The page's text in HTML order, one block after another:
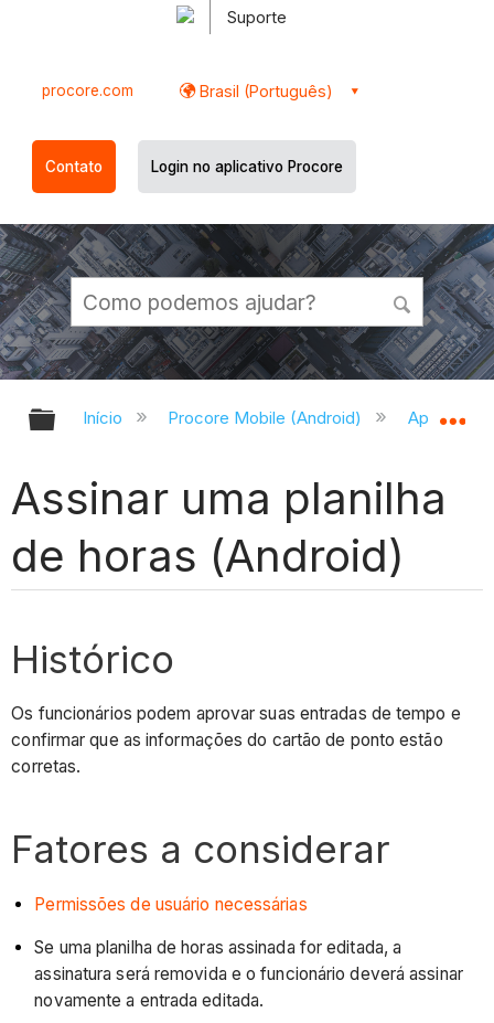
Suporte
procore.com Brasil (Português)
Contato Login no aplicativo Procore
Expandir/recolher hierarquia
Início Procore Mobile (Android) Aplicativo
Assinar uma planilha
de horas (Android)
Histórico
Os funcionários podem aprovar suas entradas de tempo e
confirmar que as informações do cartão de ponto estão
corretas.
Fatores a considerar
Permissões de usuário necessárias
Se uma planilha de horas assinada for editada, a
assinatura será removida e o funcionário deverá assinar
novamente a entrada editada.